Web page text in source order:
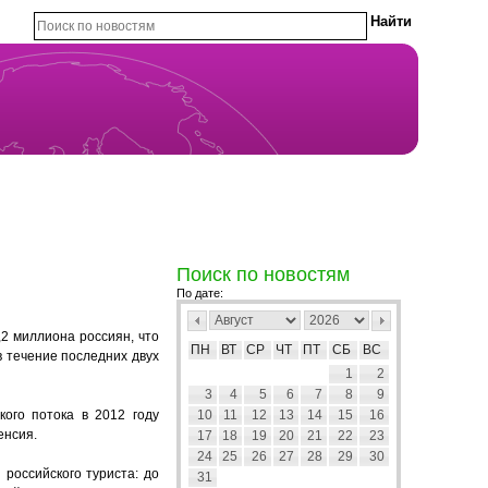
миллиона россиян, что
последних двух
потока в 2012 году
туриста: до
Поиск по новостям
По дате:
ПН ВТ СР ЧТ ПТ СБ
ВС
1
2
3
4 5 6 7 8
9
10
11 12 13 14 15
16
17
18 19 20 21 22
23
24
25 26 27 28 29
30
31